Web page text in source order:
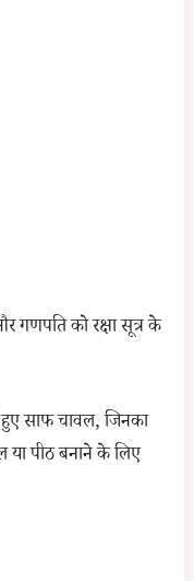
को रक्षा सूत्र के
हुए साफ चावल, जिनका
पीठ बनाने के लिए